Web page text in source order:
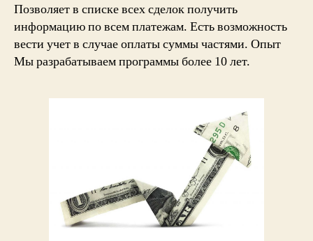
Позволяет в списке всех сделок получить
информацию по всем платежам. Есть возможность
вести учет в случае оплаты суммы частями. Опыт
Мы разрабатываем программы более 10 лет.